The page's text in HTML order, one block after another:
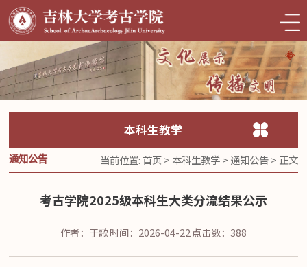
本科生教学
通知公告 当前位置: 首页> 本科生教学> 通知公告> 正文
考古学院2025级本科生大类分流结果公示
作者：于歌时间：2026-04-22点击数： 388